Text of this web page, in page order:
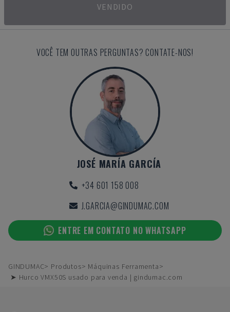
VENDIDO
VOCÊ TEM OUTRAS PERGUNTAS? CONTATE-NOS!
JOSÉ MARÍA GARCÍA
+34 601 158 008
J.GARCIA@GINDUMAC.COM
ENTRE EM CONTATO NO WHATSAPP
GINDUMAC Produtos
Máquinas Ferramenta
➤ Hurco VMX50S usado para venda | gindumac.com